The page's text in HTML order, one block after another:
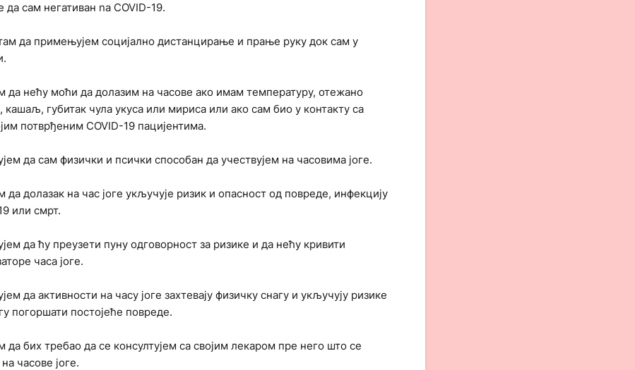
да сам негативан na COVID-19.
да примењујем социјално дистанцирање и прање руку док сам у
да нећу моћи да долазим на часове ако имам температуру, отежано
губитак чула укуса или мириса или ако сам био у контакту са
потврђеним COVID-19 пацијентима.
да сам физички и псички способан да учествујем на часовима јоге.
да долазак на час јоге укључује ризик и опасност од повреде, инфекцију
или смрт.
да ћу преузети пуну одговорност за ризике и да нећу кривити
часа јоге.
да активности на часу јоге захтевају физичку снагу и укључују ризике
погоршати постојеће повреде.
да бих требао да се консултујем са својим лекаром пре него што се
часове јоге.